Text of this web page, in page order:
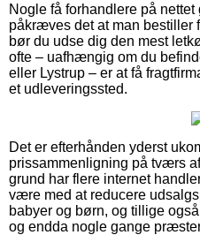
Nogle få forhandlere på
påkræves det at man bestiller
bør du udse dig den mest
ofte – uafhængig om du
eller Lystrup – er at få
et udleveringssted.
Det er efterhånden yderst
prissammenligning på tværs
grund har flere internet
være med at reducere
babyer og børn, og tillige
og endda nogle gange